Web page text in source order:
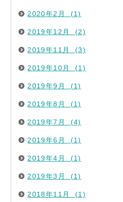
2020年2月 (1)
2019年12月 (2)
2019年11月 (3)
2019年10月 (1)
2019年9月 (1)
2019年8月 (1)
2019年7月 (4)
2019年6月 (1)
2019年4月 (1)
2019年3月 (1)
2018年11月 (1)